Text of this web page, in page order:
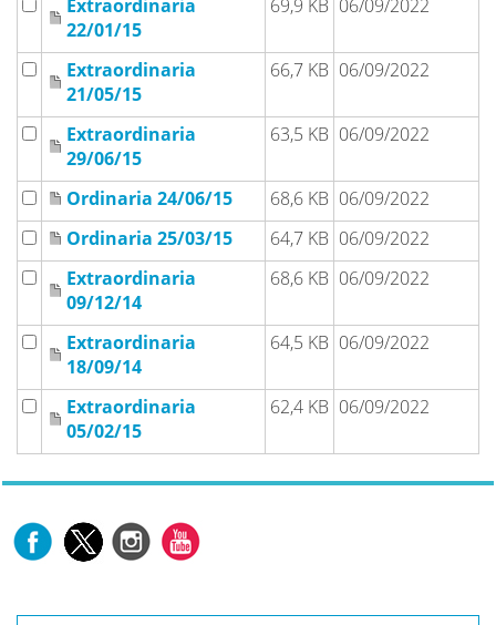
Extraordinaria
22/01/15
69,9 KB 06/09/2022
Extraordinaria
21/05/15
66,7 KB 06/09/2022
Extraordinaria
29/06/15
63,5 KB 06/09/2022
Ordinaria 24/06/15 68,6 KB 06/09/2022
Ordinaria 25/03/15
64,7 KB 06/09/2022
Extraordinaria
09/12/14
68,6 KB 06/09/2022
Extraordinaria
18/09/14
64,5 KB 06/09/2022
Extraordinaria
05/02/15
62,4 KB 06/09/2022